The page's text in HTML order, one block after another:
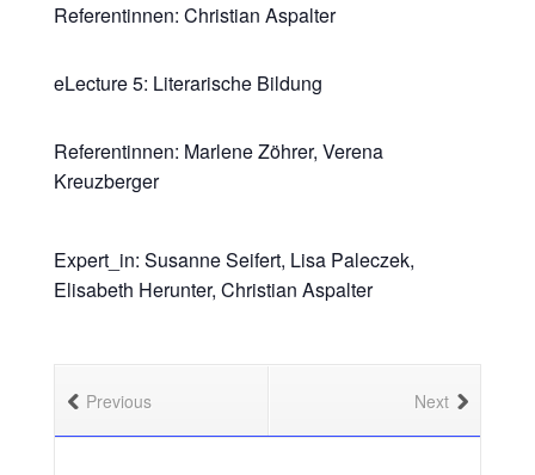
​Referentinnen: Christian Aspalter
​eLecture 5: Literarische Bildung
​Referentinnen: Marlene Zöhrer, Verena
Kreuzberger
Expert_in: Susanne Seifert, Lisa Paleczek,
Elisabeth Herunter, Christian Aspalter
Next
Previous